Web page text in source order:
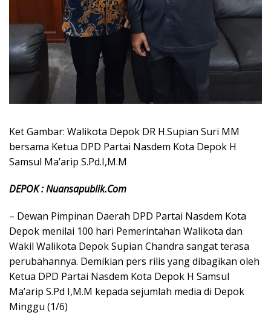
Ket Gambar: Walikota Depok DR H.Supian Suri MM
bersama Ketua DPD Partai Nasdem Kota Depok H
Samsul Ma’arip S.Pd.I,M.M
DEPOK : Nuansapublik.Com
– Dewan Pimpinan Daerah DPD Partai Nasdem Kota
Depok menilai 100 hari Pemerintahan Walikota dan
Wakil Walikota Depok Supian Chandra sangat terasa
perubahannya. Demikian pers rilis yang dibagikan oleh
Ketua DPD Partai Nasdem Kota Depok H Samsul
Ma’arip S.Pd I,M.M kepada sejumlah media di Depok
Minggu (1/6)